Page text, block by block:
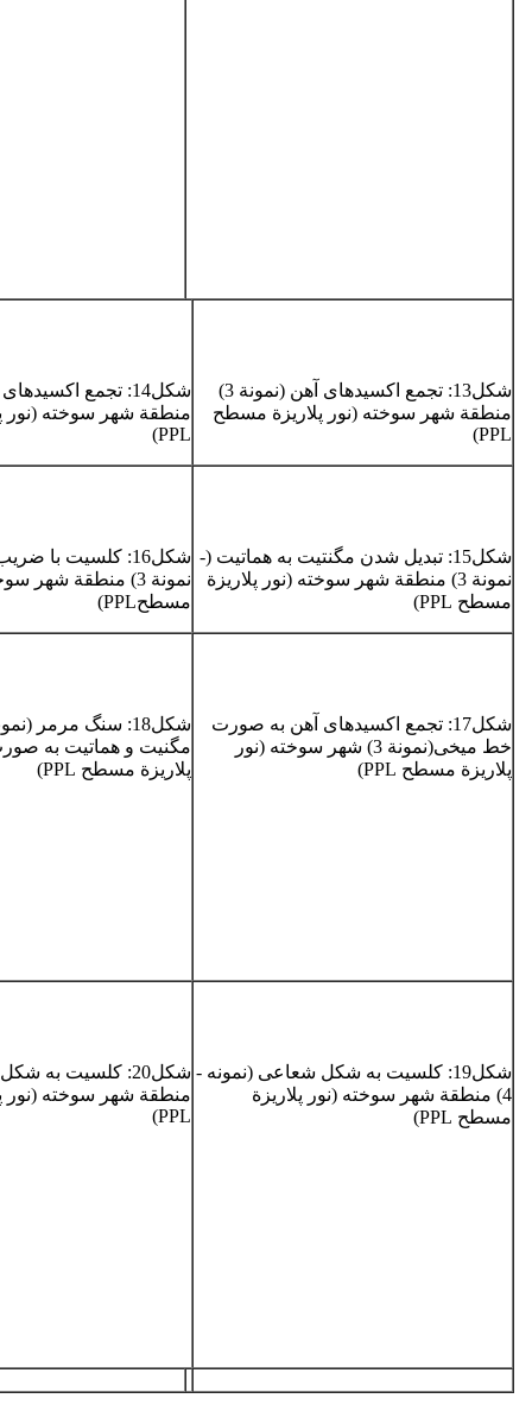
شکل­13­­: تجمع اکسیدهای آهن (­نمونة ­3)
منطقة شهر سوخته (نور پلاریزة مسطح
PPL)
منطقة شهر سوخته (­نور
PPL)
شکل15­­: تبدیل شدن مگنتیت به هماتیت (­
نمونة ­3) منطقة شهر سوخته (­نور پلاریزة
مسطح PPL)
نمونة 3) منطقة شهر
مسطح­PPL­)
شکل17­: تجمع اکسیدهای آهن به صورت
خط میخی(نمونة ­3) شهر سوخته (­نور
پلاریزة مسطح PPL)
مگنیت و هماتیت به
پلاریزة مسطح PPL)
شکل19­: کلسیت به شکل شعاعی (­نمونه ­
4) منطقة شهر سوخته (­نور پلاریزة
مسطح PPL)
منطقة شهر سوخته (­نور
PPL)